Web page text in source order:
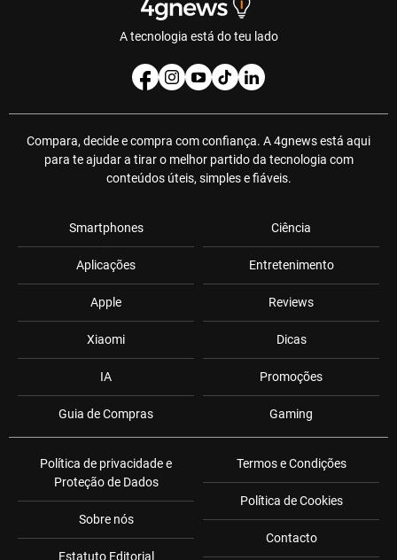
A tecnologia está do teu lado
Compara, decide e compra com confiança. A 4gnews está aqui
para te ajudar a tirar o melhor partido da tecnologia com
conteúdos úteis, simples e fiáveis.
Smartphones
Aplicações
Apple
Xiaomi
IA
Guia de Compras
Ciência
Entretenimento
Reviews
Dicas
Promoções
Gaming
Política de privacidade e
Proteção de Dados
Sobre nós
Estatuto Editorial
Termos e Condições
Política de Cookies
Contacto